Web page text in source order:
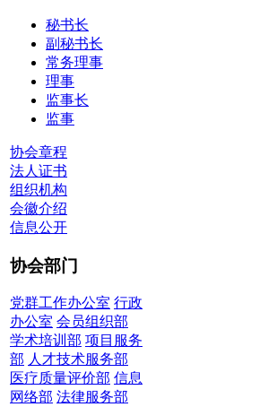
秘书长
副秘书长
常务理事
理事
监事长
监事
协会章程
法人证书
组织机构
会徽介绍
信息公开
协会部门
党群工作办公室 行政
办公室 会员组织部
学术培训部 项目服务
部 人才技术服务部
医疗质量评价部 信息
网络部 法律服务部